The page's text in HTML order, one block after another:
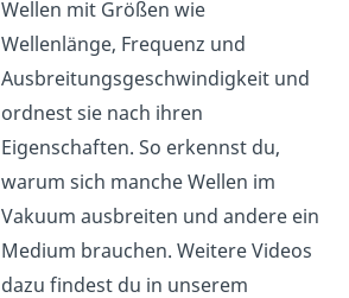
Wellen mit Größen wie
Wellenlänge, Frequenz und
Ausbreitungsgeschwindigkeit und
ordnest sie nach ihren
Eigenschaften. So erkennst du,
warum sich manche Wellen im
Vakuum ausbreiten und andere ein
Medium brauchen. Weitere Videos
dazu findest du in unserem